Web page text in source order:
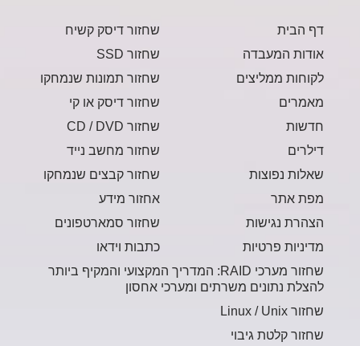
דף הבית
אודות המעבדה
לקוחות ממליצים
מאמרים
חדשות
דילרים
שאלות נפוצות
מפת אתר
הצהרת נגישות
מדיניות פרטיות
שחזור דיסק קשיח
שחזור SSD
שחזור תמונות שנמחקו
שחזור דיסק או קי
שחזור CD / DVD
שחזור מחשב נייד
שחזור קבצים שנמחקו
אחזור מידע
שחזור סמארטפונים
כתבות וידאו
שחזור מערכי RAID: המדריך המקצועי והמקיף ביותר
להצלת נתונים משרתים ומערכי אחסון
שחזור Linux / Unix
שחזור קלטת גיבוי